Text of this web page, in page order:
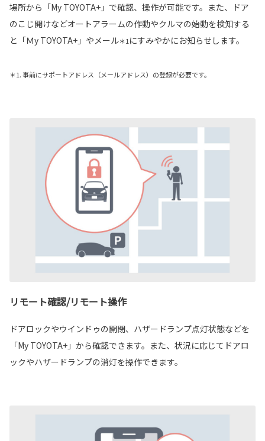
場所から「My TOYOTA+」で確認、操作が可能です。また、ドア
のこじ開けなどオートアラームの作動やクルマの始動を検知する
と「Ｍy TOYOTA+」やメール＊1 にすみやかにお知らせします。
＊1. 事前にサポートアドレス（メールアドレス）の登録が必要です。
リモート確認/リモート操作
ドアロックやウインドゥの開閉、ハザードランプ点灯状態などを
「My TOYOTA+」から確認できます。また、状況に応じてドアロ
ックやハザードランプの消灯を操作できます。